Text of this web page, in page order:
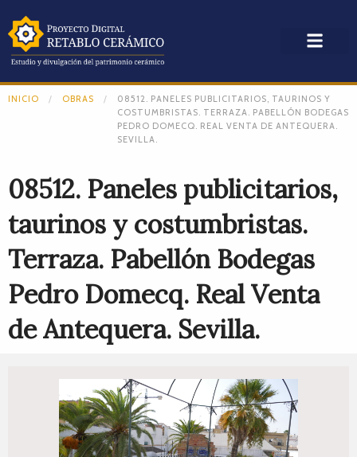
INICIO OBRAS
08512. PANELES PUBLICITARIOS, TAURINOS Y
COSTUMBRISTAS. TERRAZA. PABELLÓN BODEGAS
PEDRO DOMECQ. REAL VENTA DE ANTEQUERA.
SEVILLA.
08512. Paneles publicitarios,
taurinos y costumbristas.
Terraza. Pabellón Bodegas
Pedro Domecq. Real Venta
de Antequera. Sevilla.